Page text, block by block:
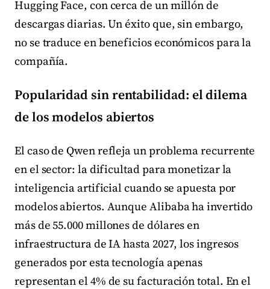
Hugging Face, con cerca de un millón de
descargas diarias. Un éxito que, sin embargo,
no se traduce en beneficios económicos para la
compañía.
Popularidad sin rentabilidad: el dilema
de los modelos abiertos
El caso de Qwen refleja un problema recurrente
en el sector: la dificultad para monetizar la
inteligencia artificial cuando se apuesta por
modelos abiertos. Aunque Alibaba ha invertido
más de 55.000 millones de dólares en
infraestructura de IA hasta 2027, los ingresos
generados por esta tecnología apenas
representan el 4% de su facturación total. En el